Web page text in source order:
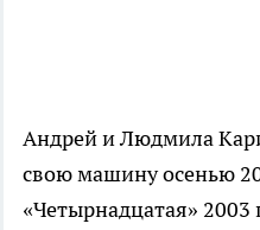
Андрей и Людмила
свою машину осенью
«Четырнадцатая» 2003